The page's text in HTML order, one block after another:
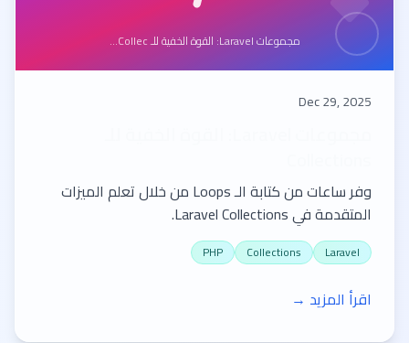
مجموعات Laravel: القوة الخفية للـ Collec...
Dec 29, 2025
وفر ساعات من كتابة الـ Loops من خلال تعلم الميزات
المتقدمة في Laravel Collections.
Laravel
Collections
PHP
اقرأ المزيد →